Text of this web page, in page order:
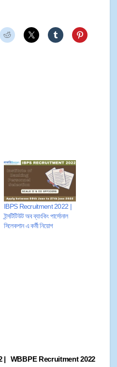
IBPS Recruitment 2022 |
ইন্সটিটিউট অব ব্যাংকিং পার্সোনাল
সিলেকশান এ কর্মী নিয়োগ
WBBPE Recruitment 2022
|